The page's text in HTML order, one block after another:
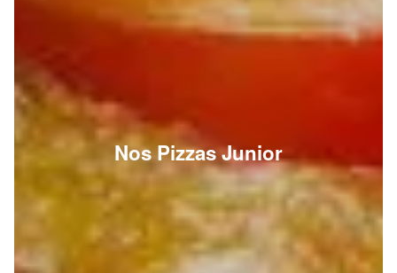
Nos Pizzas Junior